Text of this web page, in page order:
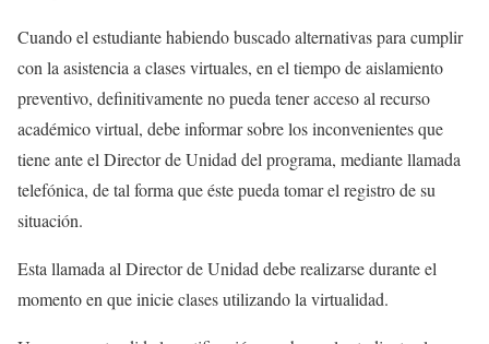
Cuando el estudiante habiendo buscado alternativas para cumplir
con la asistencia a clases virtuales, en el tiempo de aislamiento
preventivo, definitivamente no pueda tener acceso al recurso
académico virtual, debe informar sobre los inconvenientes que
tiene ante el Director de Unidad del programa, mediante llamada
telefónica, de tal forma que éste pueda tomar el registro de su
situación.
Esta llamada al Director de Unidad debe realizarse durante el
momento en que inicie clases utilizando la virtualidad.